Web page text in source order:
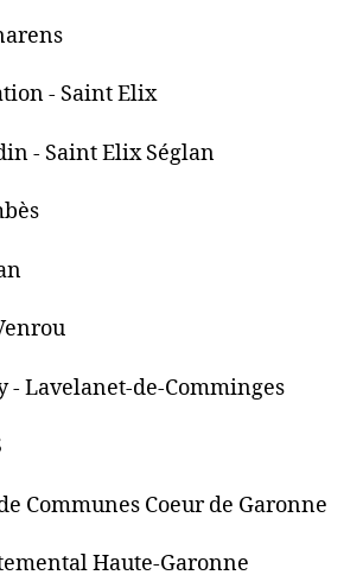
- Saint Elix
- Saint Elix Séglan
- Lavelanet-de-Comminges
Communes Coeur de Garonne
Haute-Garonne